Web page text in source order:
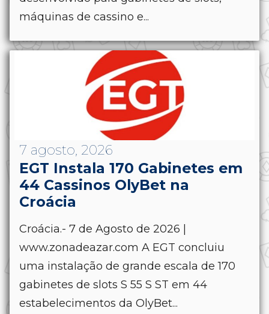
máquinas de cassino e...
7 agosto, 2026
EGT Instala 170 Gabinetes em
44 Cassinos OlyBet na
Croácia
Croácia.- 7 de Agosto de 2026 |
www.zonadeazar.com A EGT concluiu
uma instalação de grande escala de 170
gabinetes de slots S 55 S ST em 44
estabelecimentos da OlyBet...